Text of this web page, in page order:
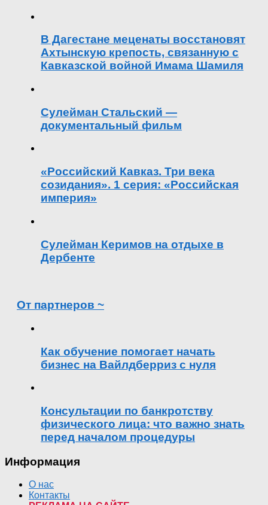
В Дагестане меценаты восстановят
Ахтынскую крепость, связанную с
Кавказской войной Имама Шамиля
Сулейман Стальский —
документальный фильм
«Российский Кавказ. Три века
созидания». 1 серия: «Российская
империя»
Сулейман Керимов на отдыхе в
Дербенте
От партнеров ~
Как обучение помогает начать
бизнес на Вайлдберриз с нуля
Консультации по банкротству
физического лица: что важно знать
перед началом процедуры
Информация
О нас
Контакты